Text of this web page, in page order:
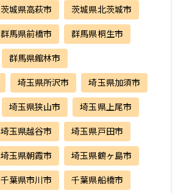
茨城県高萩市 茨城県北茨城市
群馬県前橋市 群馬県桐生市
群馬県館林市
埼玉県所沢市 埼玉県加須市
埼玉県狭山市 埼玉県上尾市
埼玉県越谷市 埼玉県戸田市
埼玉県朝霞市 埼玉県鶴ヶ島市
千葉県市川市 千葉県船橋市